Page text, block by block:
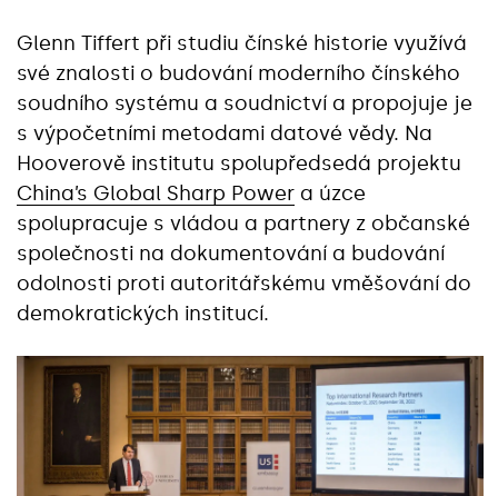
Glenn Tiffert při studiu čínské historie využívá
své znalosti o budování moderního čínského
soudního systému a soudnictví a propojuje je
s výpočetními metodami datové vědy. Na
Hooverově institutu spolupředsedá projektu
China’s Global Sharp Power a úzce
spolupracuje s vládou a partnery z občanské
společnosti na dokumentování a budování
odolnosti proti autoritářskému vměšování do
demokratických institucí.